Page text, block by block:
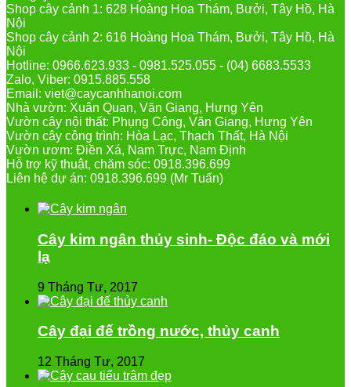
Shop cây cảnh 1: 628 Hoàng Hoa Thám, Bưởi, Tây Hồ, Hà
Nội
Shop cây cảnh 2: 616 Hoàng Hoa Thám, Bưởi, Tây Hồ, Hà
Nội
Hotline: 0966.623.933 - 0981.525.055 - (04) 6683.5533
Zalo, Viber: 0915.885.558
Email: viet@caycanhhanoi.com
Nhà vườn: Xuân Quan, Văn Giang, Hưng Yên
Vườn cây nội thất: Phụng Công, Văn Giang, Hưng Yên
Vườn cây công trình: Hòa Lạc, Thạch Thất, Hà Nội
Vườn ươm: Điền Xá, Nam Trực, Nam Định
Hỗ trợ kỹ thuật, chăm sóc: 0918.396.699
Liên hệ dự án: 0918.396.699 (Mr Tuấn)
Cây kim ngân thủy sinh- Độc đáo và mới
lạ
9 Tháng Tư, 2017
Cây đại đế trồng nước, thủy canh
12 Tháng Tư, 2017